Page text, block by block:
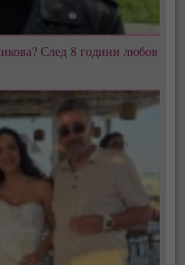
След 8 години любов